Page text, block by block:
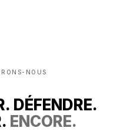
NOUS
DÉFENDRE.
ENCORE.